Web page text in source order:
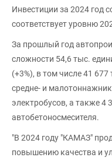
Инвестиции за 2024 год
соответствует уровню
За прошлый год
сложности 54,6 тыс.
(+3%), в том числе 41
средне- и
электробусов, а также 4
автобетоносмесителя.
"В 2024 году "КАМАЗ"
повышению качества и